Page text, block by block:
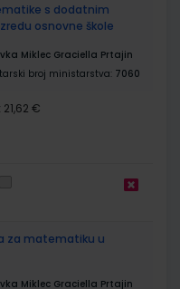
s dodatnim
osnovne škole
Miklec Graciella Prtajin
broj ministarstva: 7060
21,62 €
za matematiku u
Miklec Graciella Prtajin